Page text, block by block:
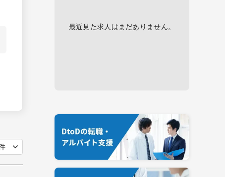
最近見た求人はまだありません。